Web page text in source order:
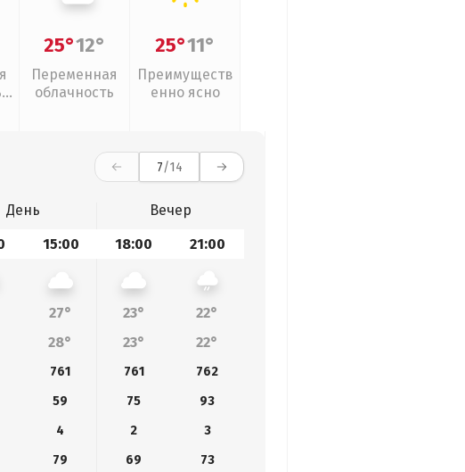
25°12°
Переменная
облачность
25°11°
Преимуществ
енно ясно
7/14
День
Вечер
15:00 18:00 21:00
27° 23°
22°
28° 23° 22°
761 761
762
59 75
93
4 2
3
79 69 73